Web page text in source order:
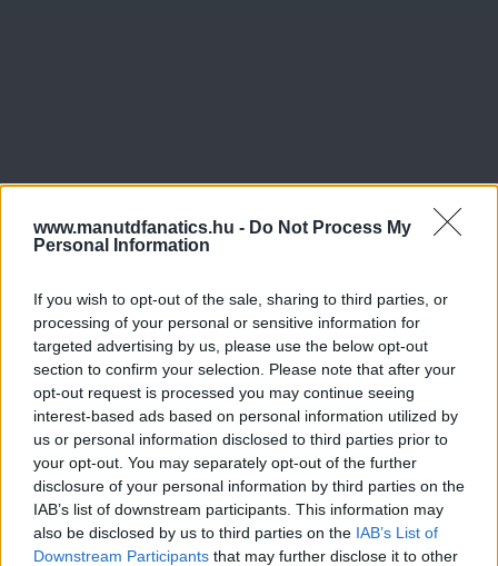
www.manutdfanatics.hu - Do Not Process My
Personal Information
If you wish to opt-out of the sale, sharing to third parties, or
processing of your personal or sensitive information for
targeted advertising by us, please use the below opt-out
section to confirm your selection. Please note that after your
opt-out request is processed you may continue seeing
interest-based ads based on personal information utilized by
us or personal information disclosed to third parties prior to
your opt-out. You may separately opt-out of the further
disclosure of your personal information by third parties on the
IAB’s list of downstream participants. This information may
also be disclosed by us to third parties on the IAB’s List of
Downstream Participants that may further disclose it to other